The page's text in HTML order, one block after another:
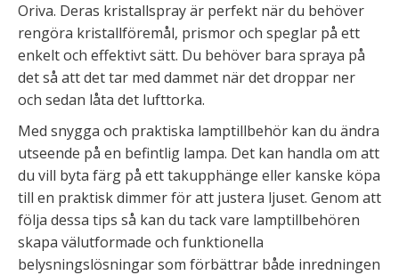
Oriva. Deras kristallspray är perfekt när du behöver
rengöra kristallföremål, prismor och speglar på ett
enkelt och effektivt sätt. Du behöver bara spraya på
det så att det tar med dammet när det droppar ner
och sedan låta det lufttorka.
Med snygga och praktiska lamptillbehör kan du ändra
utseende på en befintlig lampa. Det kan handla om att
du vill byta färg på ett takupphänge eller kanske köpa
till en praktisk dimmer för att justera ljuset. Genom att
följa dessa tips så kan du tack vare lamptillbehören
skapa välutformade och funktionella
belysningslösningar som förbättrar både inredningen